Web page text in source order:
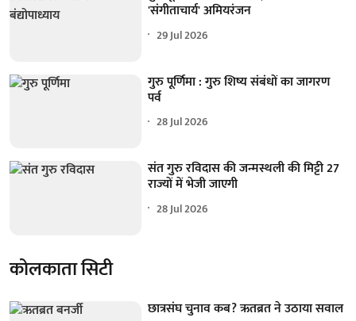
'संगीताचार्य' अमियरंजन
29 Jul 2026
गुरु पूर्णिमा : गुरु शिष्य संबंधों का जागरण
पर्व
28 Jul 2026
संत गुरु रविदास की जन्मस्थली की मिट्टी 27
राज्यों में भेजी जाएगी
28 Jul 2026
कोलकाता सिटी
छात्रसंघ चुनाव कब? ऋतब्रत ने उठाया सवाल